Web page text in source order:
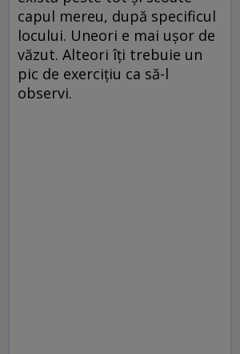
capul mereu, după specificul
locului. Uneori e mai ușor de
văzut. Alteori îți trebuie un
pic de exercițiu ca să-l
observi.